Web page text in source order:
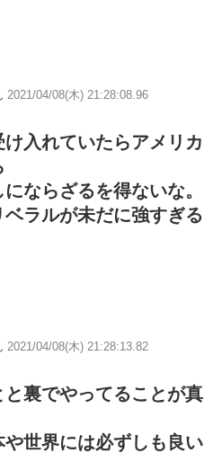
2021/04/08(木) 21:28:08.96
入れていたらアメリカ
ならざるを得ないな。
ラルが未だに強すぎる
2021/04/08(木) 21:28:13.82
裏でやってることが真
世界には必ずしも良い